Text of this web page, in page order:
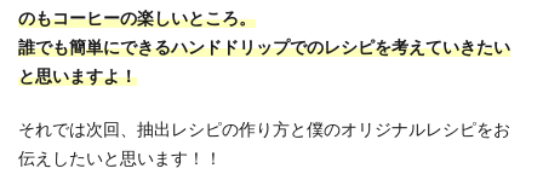
のもコーヒーの楽しいところ。
誰でも簡単にできるハンドドリップでのレシピを考えていきたい
と思いますよ！
それでは次回、抽出レシピの作り方と僕のオリジナルレシピをお
伝えしたいと思います！！